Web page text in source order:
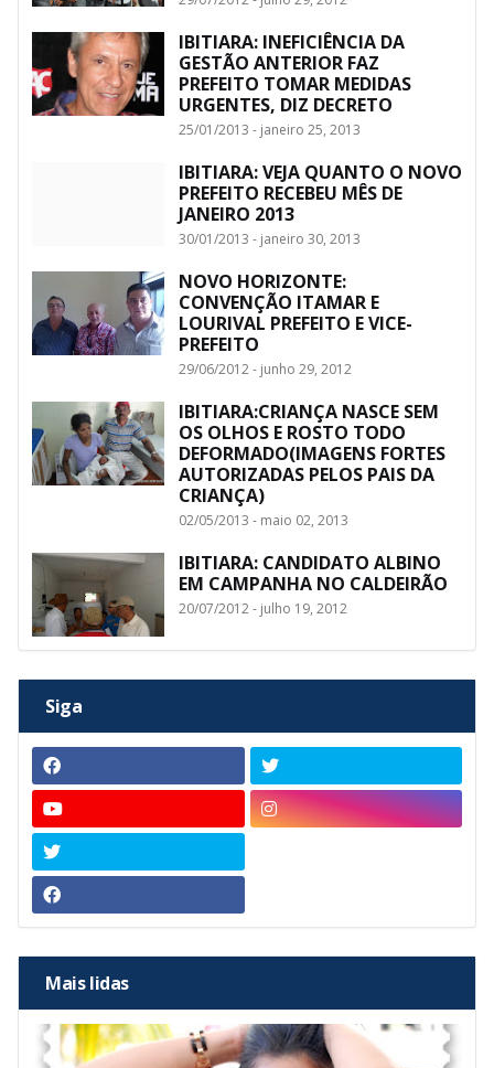
IBITIARA: INEFICIÊNCIA DA
GESTÃO ANTERIOR FAZ
PREFEITO TOMAR MEDIDAS
URGENTES, DIZ DECRETO
25/01/2013 - janeiro 25, 2013
IBITIARA: VEJA QUANTO O NOVO
PREFEITO RECEBEU MÊS DE
JANEIRO 2013
30/01/2013 - janeiro 30, 2013
NOVO HORIZONTE:
CONVENÇÃO ITAMAR E
LOURIVAL PREFEITO E VICE-
PREFEITO
29/06/2012 - junho 29, 2012
IBITIARA:CRIANÇA NASCE SEM
OS OLHOS E ROSTO TODO
DEFORMADO(IMAGENS FORTES
AUTORIZADAS PELOS PAIS DA
CRIANÇA)
02/05/2013 - maio 02, 2013
IBITIARA: CANDIDATO ALBINO
EM CAMPANHA NO CALDEIRÃO
20/07/2012 - julho 19, 2012
Siga
Mais lidas